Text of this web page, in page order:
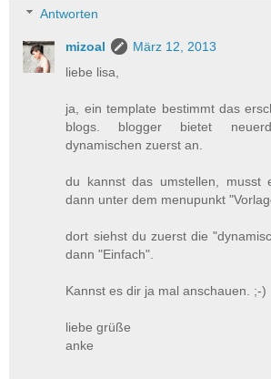
Antworten
mizoal
März 12, 2013
liebe lisa,
ja, ein template bestimmt das
blogs. blogger bietet
dynamischen zuerst an.
du kannst das umstellen, musst
dann unter dem menupunkt
dort siehst du zuerst die
dann "Einfach".
Kannst es dir ja mal anschauen. ;-)
liebe grüße
anke